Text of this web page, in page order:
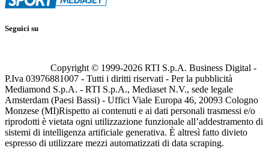
Seguici su
Copyright © 1999-2026 RTI S.p.A. Business Digital -
P.Iva 03976881007 - Tutti i diritti riservati - Per la pubblicità
Mediamond S.p.A. - RTI S.p.A., Mediaset N.V., sede legale
Amsterdam (Paesi Bassi) - Uffici Viale Europa 46, 20093 Cologno
Monzese (MI)Rispetto ai contenuti e ai dati personali trasmessi e/o
riprodotti è vietata ogni utilizzazione funzionale all’addestramento di
sistemi di intelligenza artificiale generativa. È altresì fatto divieto
espresso di utilizzare mezzi automatizzati di data scraping.